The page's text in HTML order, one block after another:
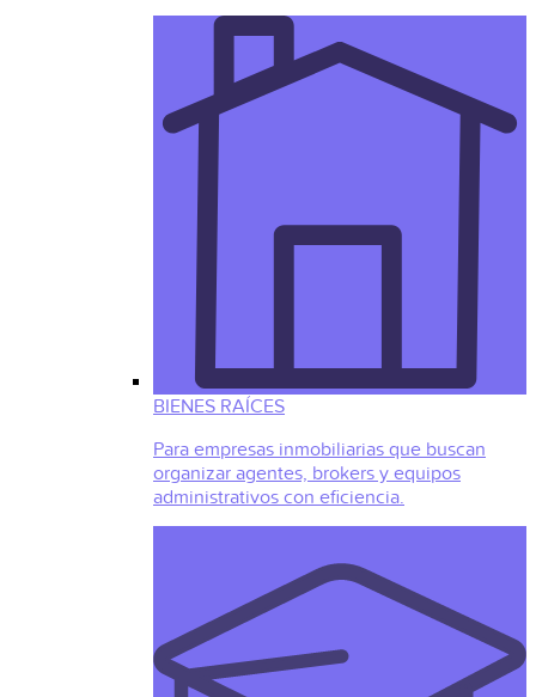
BIENES RAÍCES
Para empresas inmobiliarias que buscan
organizar agentes, brokers y equipos
administrativos con eficiencia.